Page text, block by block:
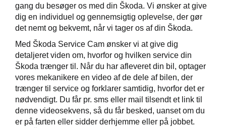
gang du besøger os med din Škoda. Vi ønsker at give
dig en individuel og gennemsigtig oplevelse, der gør
det nemt og bekvemt, når vi tager os af din Škoda.
Med Škoda Service Cam ønsker vi at give dig
detaljeret viden om, hvorfor og hvilken service din
Škoda trænger til. Når du har afleveret din bil, optager
vores mekanikere en video af de dele af bilen, der
trænger til service og forklarer samtidig, hvorfor det er
nødvendigt. Du får pr. sms eller mail tilsendt et link til
denne videosekvens, så du får besked, uanset om du
er på farten eller sidder derhjemme eller på jobbet.